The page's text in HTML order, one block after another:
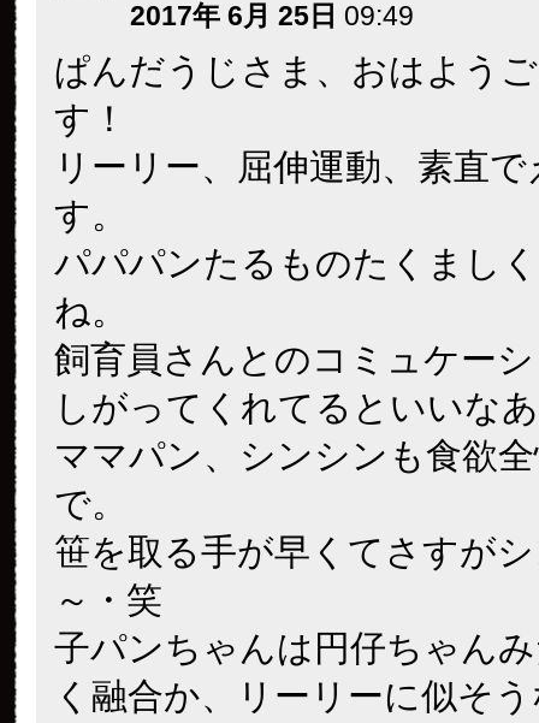
2017年 6月 25日 09:49
ぱんだうじさま、おはよう
す！
リーリー、屈伸運動、素直
す。
パパパンたるものたくまし
ね。
飼育員さんとのコミュケー
しがってくれてるといいな
ママパン、シンシンも食欲
で。
笹を取る手が早くてさすが
～・笑
子パンちゃんは円仔ちゃん
く融合か、リーリーに似そ